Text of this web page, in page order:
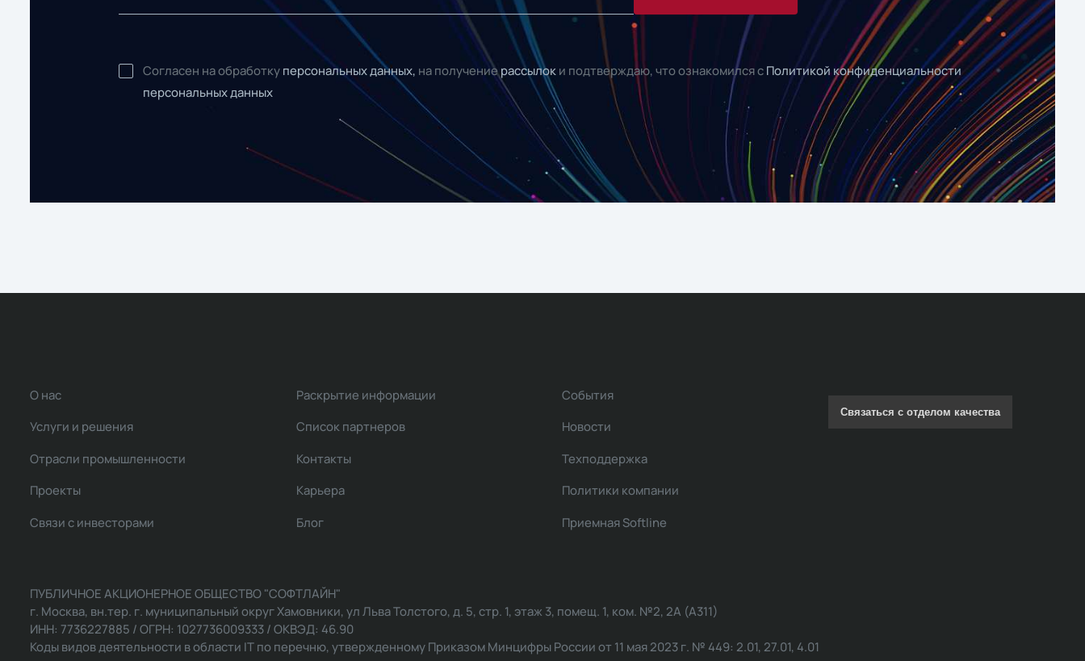
Согласен на обработку персональных данных, на получениерассылок и подтверждаю, что ознакомился с Политикой конфиденциальности
персональных данных
О нас
Услуги и решения
Отрасли промышленности
Проекты
Связи с инвесторами
Раскрытие информации
Список партнеров
Контакты
Карьера
Блог
События
Новости
Техподдержка
Политики компании
Приемная Softline
Связаться с отделом качества
ПУБЛИЧНОЕ АКЦИОНЕРНОЕ ОБЩЕСТВО "СОФТЛАЙН"
г. Москва, вн.тер. г. муниципальный округ Хамовники, ул Льва Толстого, д. 5, стр. 1, этаж 3, помещ. 1, ком. №2, 2А (А311)
ИНН: 7736227885 / ОГРН: 1027736009333 / ОКВЭД: 46.90
Коды видов деятельности в области IT по перечню, утвержденному Приказом Минцифры России от 11 мая 2023 г. № 449: 2.01, 27.01, 4.01